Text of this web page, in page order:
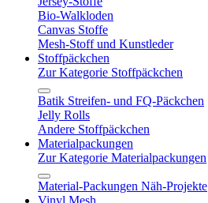
Bio-Walkloden
Canvas Stoffe
Mesh-Stoff und Kunstleder
Stoffpäckchen
Zur Kategorie Stoffpäckchen
Batik Streifen- und FQ-Päckchen
Jelly Rolls
Andere Stoffpäckchen
Materialpackungen
Zur Kategorie Materialpackungen
Material-Packungen Näh-Projekte
Vinyl Mesh